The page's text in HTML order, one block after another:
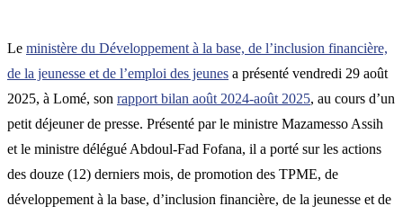
Le ministère du Développement à la base, de l’inclusion financière,
de la jeunesse et de l’emploi des jeunes a présenté vendredi 29 août
2025, à Lomé, son rapport bilan août 2024-août 2025, au cours d’un
petit déjeuner de presse. Présenté par le ministre Mazamesso Assih
et le ministre délégué Abdoul-Fad Fofana, il a porté sur les actions
des douze (12) derniers mois, de promotion des TPME, de
développement à la base, d’inclusion financière, de la jeunesse et de